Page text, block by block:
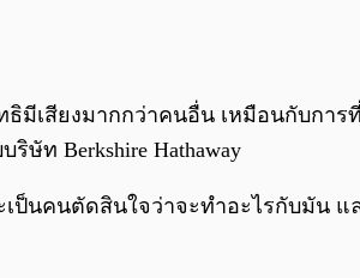
เสียงมากกว่าคนอื่น เหมือนกับกา
ษัท Berkshire Hathaway
ป็นคนตัดสินใจว่าจะทำอะไรกับมัน